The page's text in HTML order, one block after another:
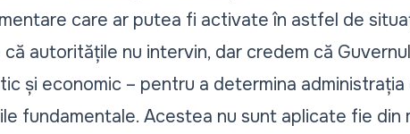
care ar putea fi activate în astfel de
că autoritățile nu intervin, dar credem că
și economic – pentru a determina administrația
fundamentale. Acestea nu sunt aplicate fie